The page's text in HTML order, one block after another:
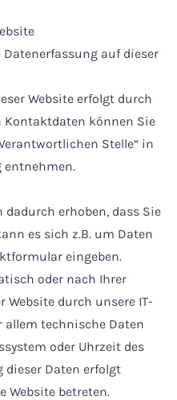
auf dieser
Website erfolgt durch
Kontaktdaten können Sie
Stelle“ in
entnehmen.
erhoben, dass Sie
es sich z.B. um Daten
eingeben.
oder nach Ihrer
durch unsere IT-
allem technische Daten
oder Uhrzeit des
dieser Daten erfolgt
Website betreten.